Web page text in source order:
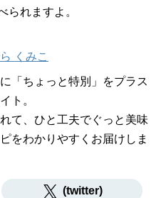
られますよ。
くみこ
「ちょっと特別」をプラス
ト。
て、ひと工夫でぐっと美味
をわかりやすくお届けしま
(twitter)